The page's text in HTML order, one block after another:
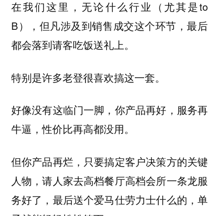
在我们这里，无论什么行业（尤其是to
B），但凡涉及到销售成交这个环节，最后
都会落到请客吃饭送礼上。
特别是许多老登很喜欢搞这一套。
好像没有这临门一脚，你产品再好，服务再
牛逼，性价比再高都没用。
但你产品再烂，只要搞定客户决策方的关键
人物，请人家去高档餐厅高档会所一条龙服
务好了，最后送个爱马仕劳力士什么的，单